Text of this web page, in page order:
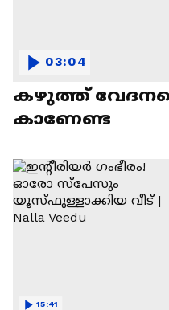
കഴുത്ത്
കാണേണ്ട
03:04
15:41